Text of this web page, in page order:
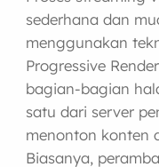
sederhana dan
menggunakan
Progressive
bagian-bagian
satu dari server
menonton konten
Biasanya,